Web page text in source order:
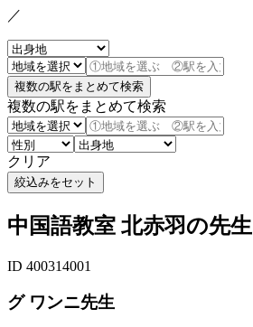
／
複数の駅をまとめて検索
クリア
中国語教室 北赤羽の先生
ID 400314001
グ ワンニ先生